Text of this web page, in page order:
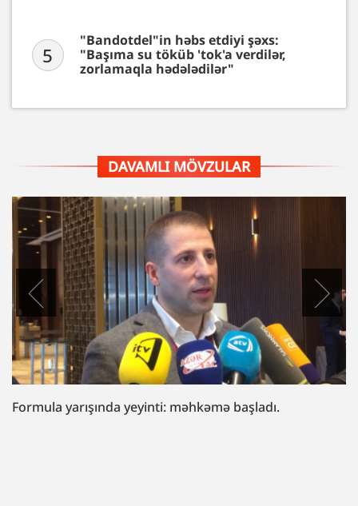
5
"Bandotdel"in həbs etdiyi şəxs:
"Başıma su töküb 'tok'a verdilər,
zorlamaqla hədələdilər"
DAVAMLI MÖVZULAR
“Fazil Mustafaya sui-qəsd işi”ndə müttəhim: